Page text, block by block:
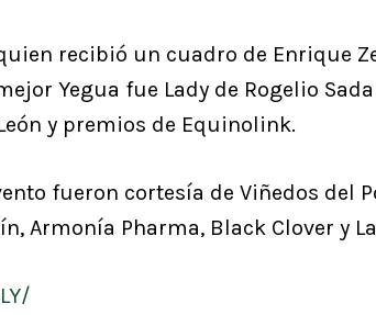
recibió un cuadro de Enrique
Yegua fue Lady de Rogelio
y premios de Equinolink.
fueron cortesía de Viñedos del
Armonía Pharma, Black Clover y